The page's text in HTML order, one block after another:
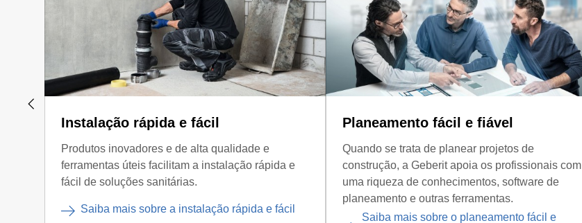
Instalação rápida e fácil
Produtos inovadores e de alta qualidade e
ferramentas úteis facilitam a instalação rápida e
fácil de soluções sanitárias.
Saiba mais sobre a instalação rápida e fácil
Planeamento fácil e fiável
Quando se trata de planear projetos de
construção, a Geberit apoia os profissionais com
uma riqueza de conhecimentos, software de
planeamento e outras ferramentas.
Saiba mais sobre o planeamento fácil e